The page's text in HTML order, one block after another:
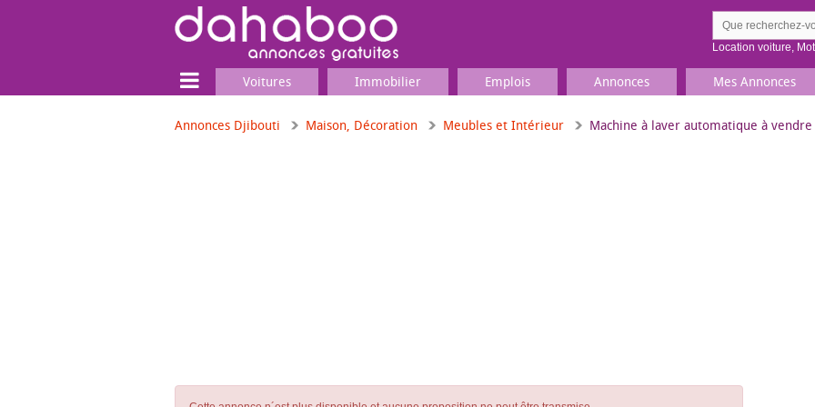
Location voiture,
Voitures Immobilier Emplois Annonces Mes Annonces
Annonces Djibouti Maison, Décoration Meubles et Intérieur Machine à laver automatique à vendre